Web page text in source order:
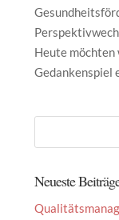
Heute möchten
Gedankenspiel
Neueste